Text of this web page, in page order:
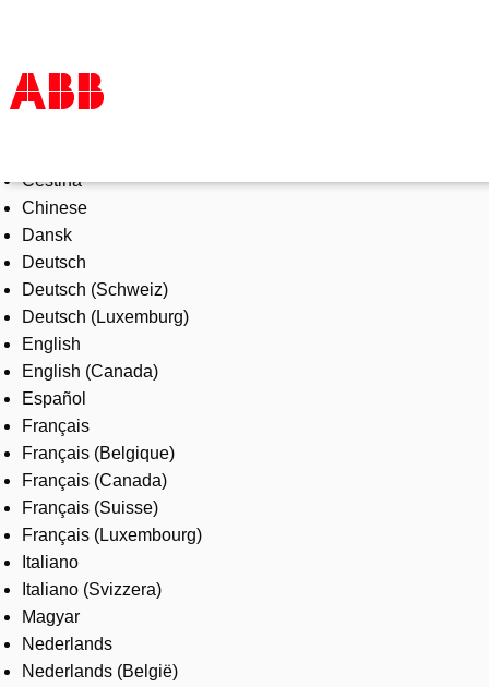
Products & Solutions
Industries
Services
About us
Where to buy
Contact us
Careers
Čeština
Chinese
Dansk
Deutsch
Deutsch (Schweiz)
Deutsch (Luxemburg)
English
English (Canada)
Español
Français
Français (Belgique)
Français (Canada)
Français (Suisse)
Français (Luxembourg)
Italiano
Italiano (Svizzera)
Magyar
Nederlands
Nederlands (België)